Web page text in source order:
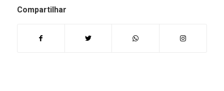
Compartilhar